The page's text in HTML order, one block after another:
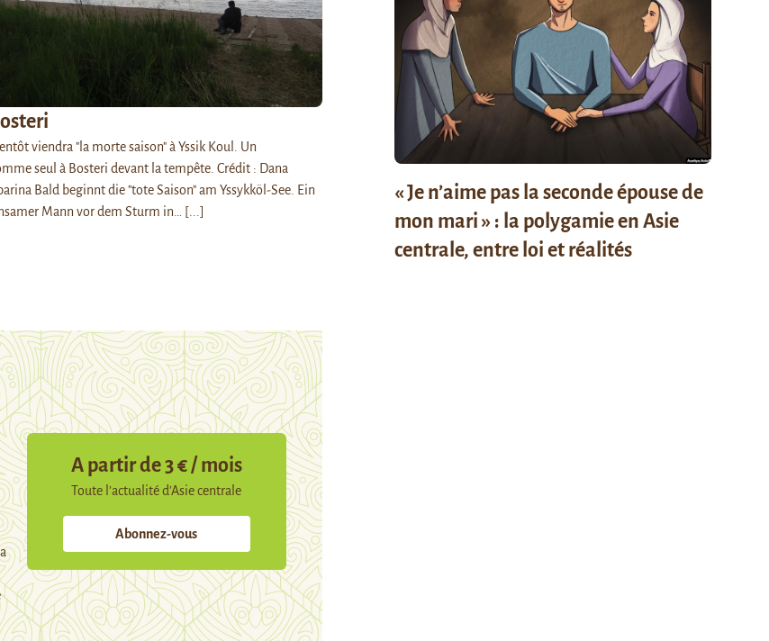
viendra "la morte saison" à Yssik Koul. Un
seul à Bosteri devant la tempête. Crédit : Dana
Bald beginnt die "tote Saison" am Yssykköl-See. Ein
Mann vor dem Sturm in…
[...]
A partir de 3 € / mois
Toute l’actualité d’Asie centrale
Abonnez-vous
« Je n’aime pas la seconde épouse de
mon mari » : la polygamie en Asie
centrale, entre loi et réalités